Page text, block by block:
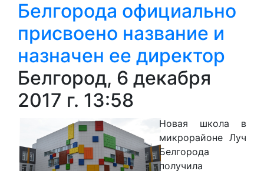
Белгорода официально
присвоено название и
назначен ее директор
Белгород, 6 декабря
2017 г. 13:58
Новая школа в
микрорайоне Луч
Белгорода
получила